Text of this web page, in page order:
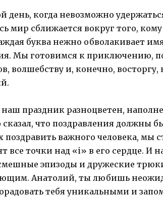
день, когда невозможно
мир сближается вокруг того,
буква нежно обволакивает
Мы готовимся к приключению,
волшебству и, конечно,
наш праздник разноцветен,
сказал, что поздравления должны
поздравить важного человека, мы
все точки над «i» в его сердце.
эпизоды и дружеские
Анатолий, ты любишь
тебя уникальными и